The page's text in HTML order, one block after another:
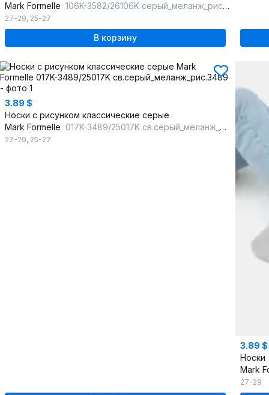
Mark Formelle 106K-3582/26106K серый_меланж_рис.3582
27-29, 25-27
В корзину
3.89 $
Носки с рисунком классические серые
Mark Formelle 017K-3489/25017K св.серый_меланж_рис.3489
27-29, 25-27
3.89 $
Носки
Mark
27-29